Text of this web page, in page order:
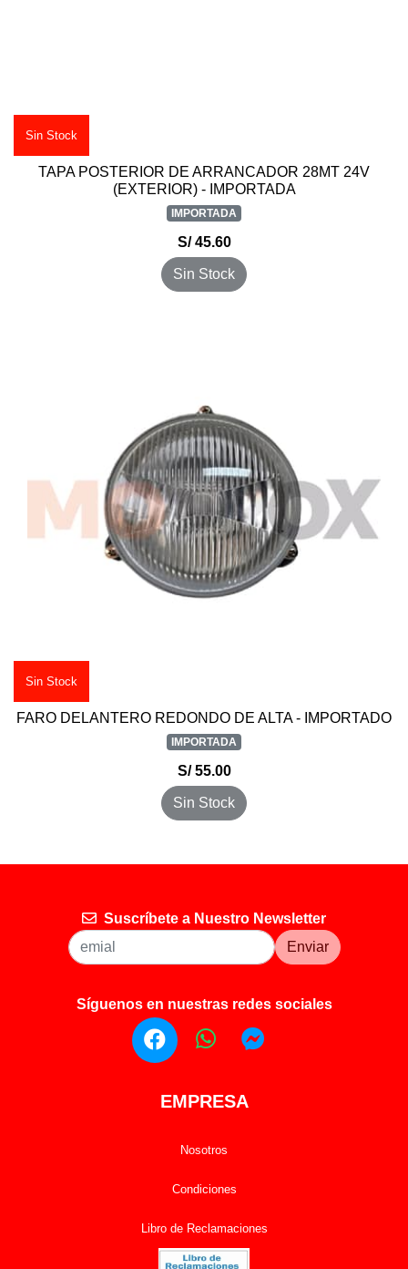
Sin Stock
TAPA POSTERIOR DE ARRANCADOR 28MT 24V
(EXTERIOR) - IMPORTADA
IMPORTADA
S/ 45.60
Sin Stock
Sin Stock
FARO DELANTERO REDONDO DE ALTA - IMPORTADO
IMPORTADA
S/ 55.00
Sin Stock
Suscríbete a Nuestro Newsletter
Enviar
Síguenos en nuestras redes sociales
EMPRESA
Nosotros
Condiciones
Libro de Reclamaciones